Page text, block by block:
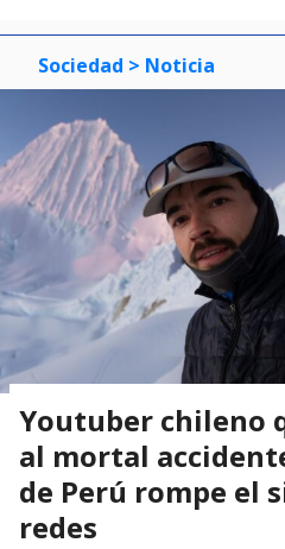
Sociedad > Noticia
Youtuber chileno
al mortal
de Perú rompe el
redes